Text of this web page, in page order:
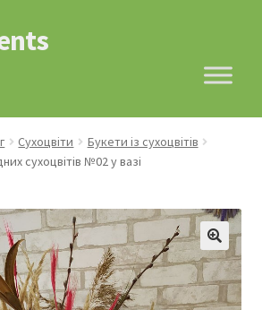
Сухоцвіти
Букети із сухоцвітів
сухоцвітів №02 у вазі